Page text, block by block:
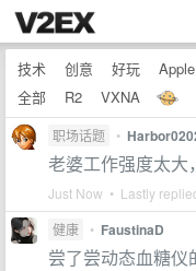
技术 创意 好玩 Apple
全部
R2 VXNA
职场话题 •
老婆工作强度太大
Just Now • Lastly
健康 • FaustinaD
尝了尝动态血糖